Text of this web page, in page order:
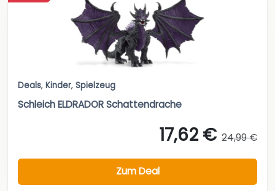
Deals, Kinder, Spielzeug
Schleich ELDRADOR Schattendrache
17,62 € 24,99 €
Zum Deal